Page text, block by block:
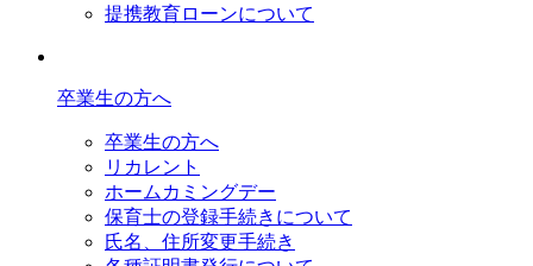
提携教育ローンについて
卒業生の方へ
卒業生の方へ
リカレント
ホームカミングデー
保育士の登録手続きについて
氏名、住所変更手続き